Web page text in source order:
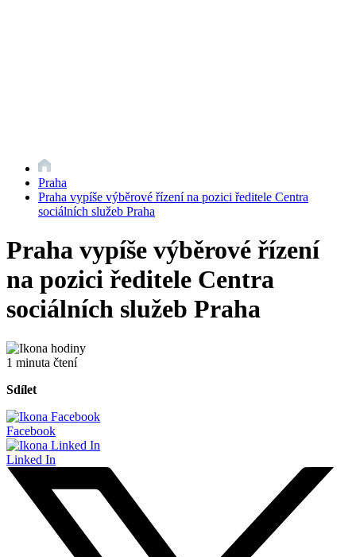
Praha
Praha vypíše výběrové řízení na pozici ředitele Centra
sociálních služeb Praha
Praha vypíše výběrové řízení
na pozici ředitele Centra
sociálních služeb Praha
1 minuta čtení
Sdílet
Facebook
Linked In